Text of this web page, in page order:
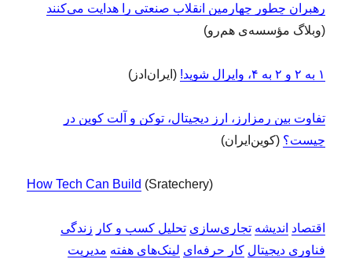
رهبران چطور چهارمین انقلاب صنعتی را هدایت می‌کنند
(وبلاگ مؤسسه‌ی هم‌رو)
۱ به ۲ و ۲ به ۴، وایرال شوید! (ایران‌ادز)
تفاوت بین رمزارز، ارز دیجیتال، توکن و آلت کوین در
چیست؟ (کوین‌ایران)
How Tech Can Build (Sratechery)
اقتصاد اندیشه تجاری‌سازی تحلیل کسب و کار زندگی
فناوری دیجیتال کار حرفه‌ای لینک‌های هفته مدیریت